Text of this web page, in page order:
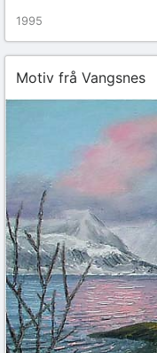
1995
Motiv frå Vangsnes